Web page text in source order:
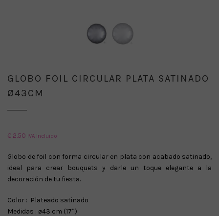
GLOBO FOIL CIRCULAR PLATA SATINADO
Ø43CM
€ 2.50 IVA Incluido
Globo de foil con forma circular en plata con acabado satinado,
ideal para crear bouquets y darle un toque elegante a la
decoración de tu fiesta.
Color : Plateado satinado
Medidas : ø43 cm (17″)